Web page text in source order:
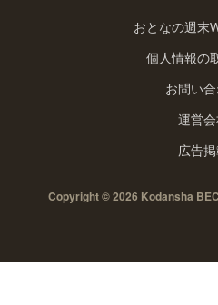
おとなの週末
個人情報の
お問い
運営会
広告
Copyright © 2026 Kodansha